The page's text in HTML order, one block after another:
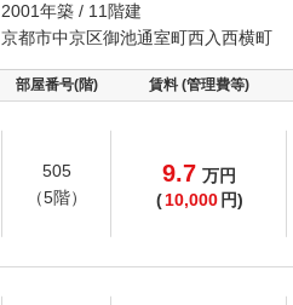
2001年築 / 11階建
京都市中京区御池通室町西入西横町
部屋番号(階) 賃料 (管理費等)
505
（5階）
9.7 万円
( 10,000 円)